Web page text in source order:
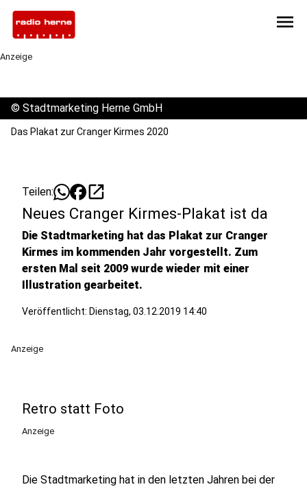
menu
Anzeige
© Stadtmarketing Herne GmbH
Das Plakat zur Cranger Kirmes 2020
Teilen: open_in_new
Neues Cranger Kirmes-Plakat ist da
Die Stadtmarketing hat das Plakat zur Cranger
Kirmes im kommenden Jahr vorgestellt. Zum
ersten Mal seit 2009 wurde wieder mit einer
Illustration gearbeitet.
Veröffentlicht: Dienstag, 03.12.2019 14:40
Anzeige
Retro statt Foto
Anzeige
Die Stadtmarketing hat in den letzten Jahren bei der